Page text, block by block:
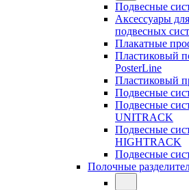
Подвесные
Аксессуары
подвесных
Плакатные
Пластиковый
PosterLine
Пластиковый
Подвесные
Подвесные
UNITRACK
Подвесные
HIGHTRACK
Подвесные
Полочные